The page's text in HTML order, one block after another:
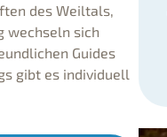
des Weiltals,
wechseln sich
Guides
gibt es individuell